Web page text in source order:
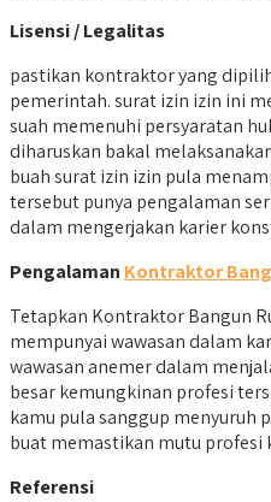
Lisensi / Legalitas
pastikan kontraktor yang
pemerintah. surat izin izin ini
suah memenuhi persyaratan
diharuskan bakal
buah surat izin izin pula
tersebut punya pengalaman
dalam mengerjakan karier
Pengalaman Kontraktor
Tetapkan Kontraktor Bangun
mempunyai wawasan dalam
wawasan anemer dalam
besar kemungkinan profesi
kamu pula sanggup menyuruh
buat memastikan mutu
Referensi